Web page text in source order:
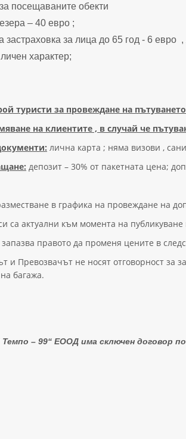
посещаваните обекти
– 40 евро ;
застраховка за лица до 65 год - 6 евро
характер;
туристи за провеждане на
на клиентите , в случай че
лична карта ; няма визови ,
депозит – 30% от пакетната цена;
в графика на провеждане на
са актуални към момента на
правото да променя цените в
и Превозвачът не носят отговорност за
багажа.
Темпо – 99“ ЕООД има сключен договор